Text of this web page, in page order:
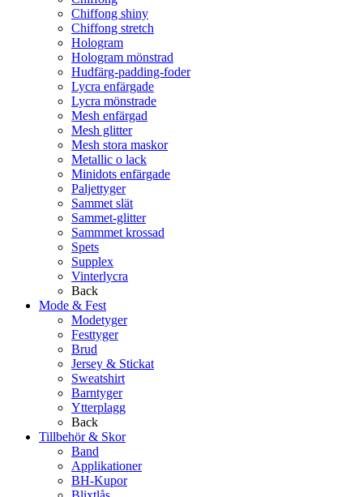
Chiffong shiny
Chiffong stretch
Hologram
Hologram mönstrad
Hudfärg-padding-foder
Lycra enfärgade
Lycra mönstrade
Mesh enfärgad
Mesh glitter
Mesh stora maskor
Metallic o lack
Minidots enfärgade
Paljettyger
Sammet slät
Sammet-glitter
Sammmet krossad
Spets
Supplex
Vinterlycra
Back
Mode & Fest
Modetyger
Festtyger
Brud
Jersey & Stickat
Sweatshirt
Barntyger
Ytterplagg
Back
Tillbehör & Skor
Band
Applikationer
BH-Kupor